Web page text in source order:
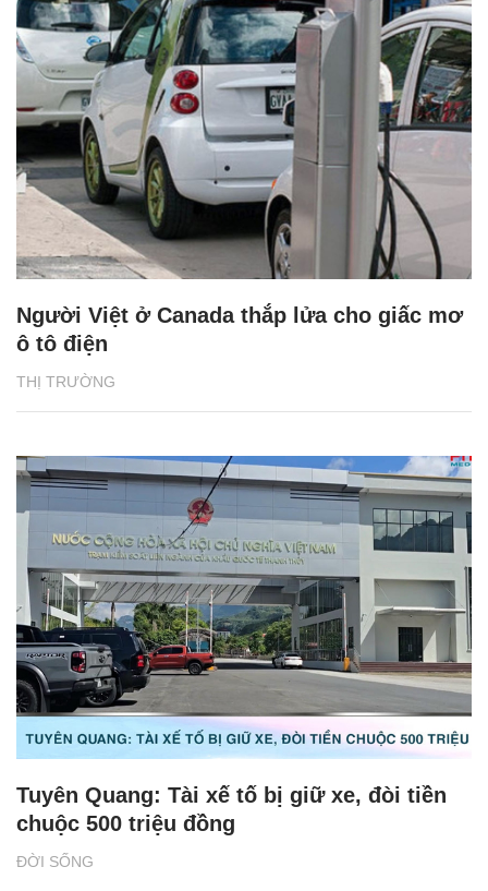
THỊ TRƯỜNG
Người Việt ở Canada thắp lửa cho giấc mơ
ô tô điện
ĐỜI SỐNG
Tuyên Quang: Tài xế tố bị giữ xe, đòi tiền
chuộc 500 triệu đồng